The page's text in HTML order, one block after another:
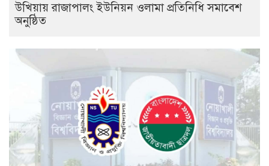
উখিয়ায় রাজাপালং ইউনিয়ন ওলামা প্রতিনিধি সমাবেশ
অনুষ্ঠিত